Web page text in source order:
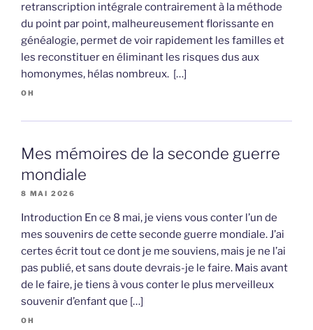
retranscription intégrale contrairement à la méthode
du point par point, malheureusement florissante en
généalogie, permet de voir rapidement les familles et
les reconstituer en éliminant les risques dus aux
homonymes, hélas nombreux. […]
OH
Mes mémoires de la seconde guerre
mondiale
8 MAI 2026
Introduction En ce 8 mai, je viens vous conter l’un de
mes souvenirs de cette seconde guerre mondiale. J’ai
certes écrit tout ce dont je me souviens, mais je ne l’ai
pas publié, et sans doute devrais-je le faire. Mais avant
de le faire, je tiens à vous conter le plus merveilleux
souvenir d’enfant que […]
OH